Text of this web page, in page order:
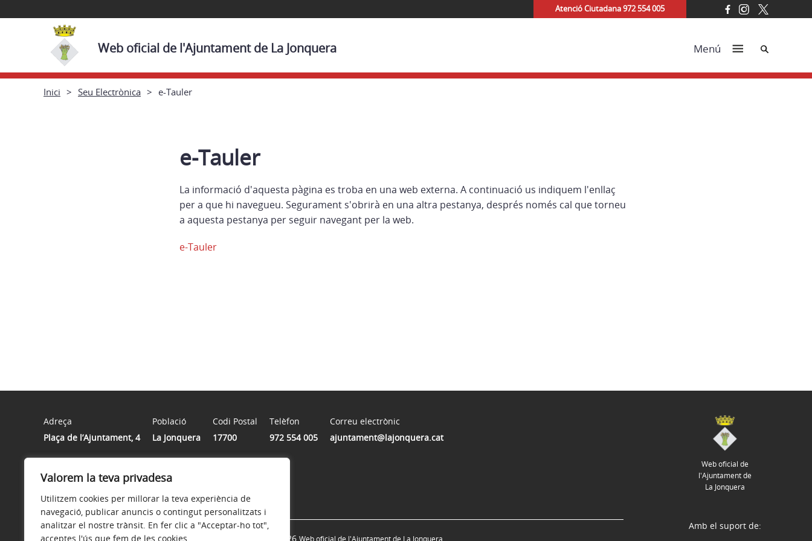
Valorem la teva privadesa
Utilitzem cookies per millorar la teva experiència de
navegació, publicar anuncis o contingut personalitzats i
analitzar el nostre trànsit. En fer clic a "Acceptar-ho tot",
acceptes l'ús que fem de les cookies.
Atenció Ciutadana 972 554 005
Web oficial de l'Ajuntament de La Jonquera Menú Cerca
Inici Seu Electrònica e-Tauler
e-Tauler
La informació d'aquesta pàgina es troba en una web externa. A continuació us indiquem l'enllaç
per a que hi navegueu. Segurament s'obrirà en una altra pestanya, després només cal que torneu
a aquesta pestanya per seguir navegant per la web.
e-Tauler
Adreça
Plaça de l’Ajuntament, 4
Població
La Jonquera
Codi Postal
17700
Telèfon
972 554 005
Correu electrònic
ajuntament@lajonquera.cat
Horari
De dilluns a divendres de 9 h a 14 h
Web oficial de
l'Ajuntament de
La Jonquera
Avís legal Política de privacitat © 2026
Amb el suport de: